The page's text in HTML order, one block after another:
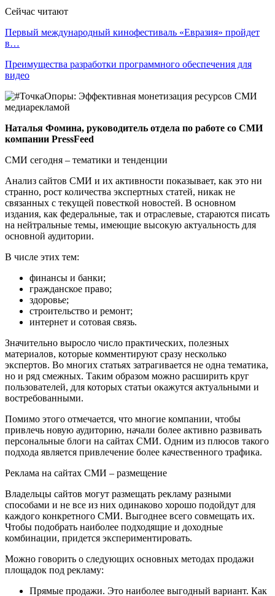
Сейчас читают
Первый международный кинофестиваль «Евразия» пройдет
в…
Преимущества разработки программного обеспечения для
видео
Наталья Фомина, руководитель отдела по работе со СМИ
компании PressFeed
СМИ сегодня – тематики и тенденции
Анализ сайтов СМИ и их активности показывает, как это ни
странно, рост количества экспертных статей, никак не
связанных с текущей повесткой новостей. В основном
издания, как федеральные, так и отраслевые, стараются писать
на нейтральные темы, имеющие высокую актуальность для
основной аудитории.
В числе этих тем:
финансы и банки;
гражданское право;
здоровье;
строительство и ремонт;
интернет и сотовая связь.
Значительно выросло число практических, полезных
материалов, которые комментируют сразу несколько
экспертов. Во многих статьях затрагивается не одна тематика,
но и ряд смежных. Таким образом можно расширить круг
пользователей, для которых статьи окажутся актуальными и
востребованными.
Помимо этого отмечается, что многие компании, чтобы
привлечь новую аудиторию, начали более активно развивать
персональные блоги на сайтах СМИ. Одним из плюсов такого
подхода является привлечение более качественного трафика.
Реклама на сайтах СМИ – размещение
Владельцы сайтов могут размещать рекламу разными
способами и не все из них одинаково хорошо подойдут для
каждого конкретного СМИ. Выгоднее всего совмещать их.
Чтобы подобрать наиболее подходящие и доходные
комбинации, придется экспериментировать.
Можно говорить о следующих основных методах продажи
площадок под рекламу:
Прямые продажи. Это наиболее выгодный вариант. Как